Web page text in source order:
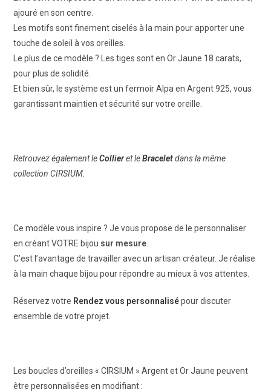
ajouré en son centre.
Les motifs sont finement ciselés à la main pour apporter une
touche de soleil à vos oreilles.
Le plus de ce modèle ? Les tiges sont en Or Jaune 18 carats,
pour plus de solidité.
Et bien sûr, le système est un fermoir Alpa en Argent 925, vous
garantissant maintien et sécurité sur votre oreille.
Retrouvez également leCollieret leBraceletdans la même
collection CIRSIUM.
Ce modèle vous inspire ? Je vous propose de le personnaliser
en créant VOTRE bijou sur mesure.
C’est l’avantage de travailler avec un artisan créateur. Je réalise
à la main chaque bijou pour répondre au mieux à vos attentes.
Réservez votre Rendez vous personnalisépour discuter
ensemble de votre projet.
Les boucles d’oreilles « CIRSIUM » Argent et Or Jaune peuvent
être personnalisées en modifiant :